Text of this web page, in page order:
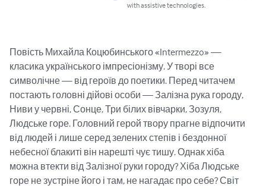
with assistive technologies.
Повість Михайла Коцюбинського «Intermezzo» —
класика українського імпресіонізму. У творі все
символічне — від героїв до поетики. Перед читачем
постають головні дійові особи — Залізна рука городу,
Ниви у червні, Сонце, Три білих вівчарки, Зозуля,
Людське горе. Головний герой твору прагне відпочити
від людей і лише серед зелених степів і бездонної
небесної блакиті він нарешті чує тишу. Однак хіба
можна втекти від Залізної руки городу? Хіба Людське
горе не зустріне його і там, не нагадає про себе? Світ